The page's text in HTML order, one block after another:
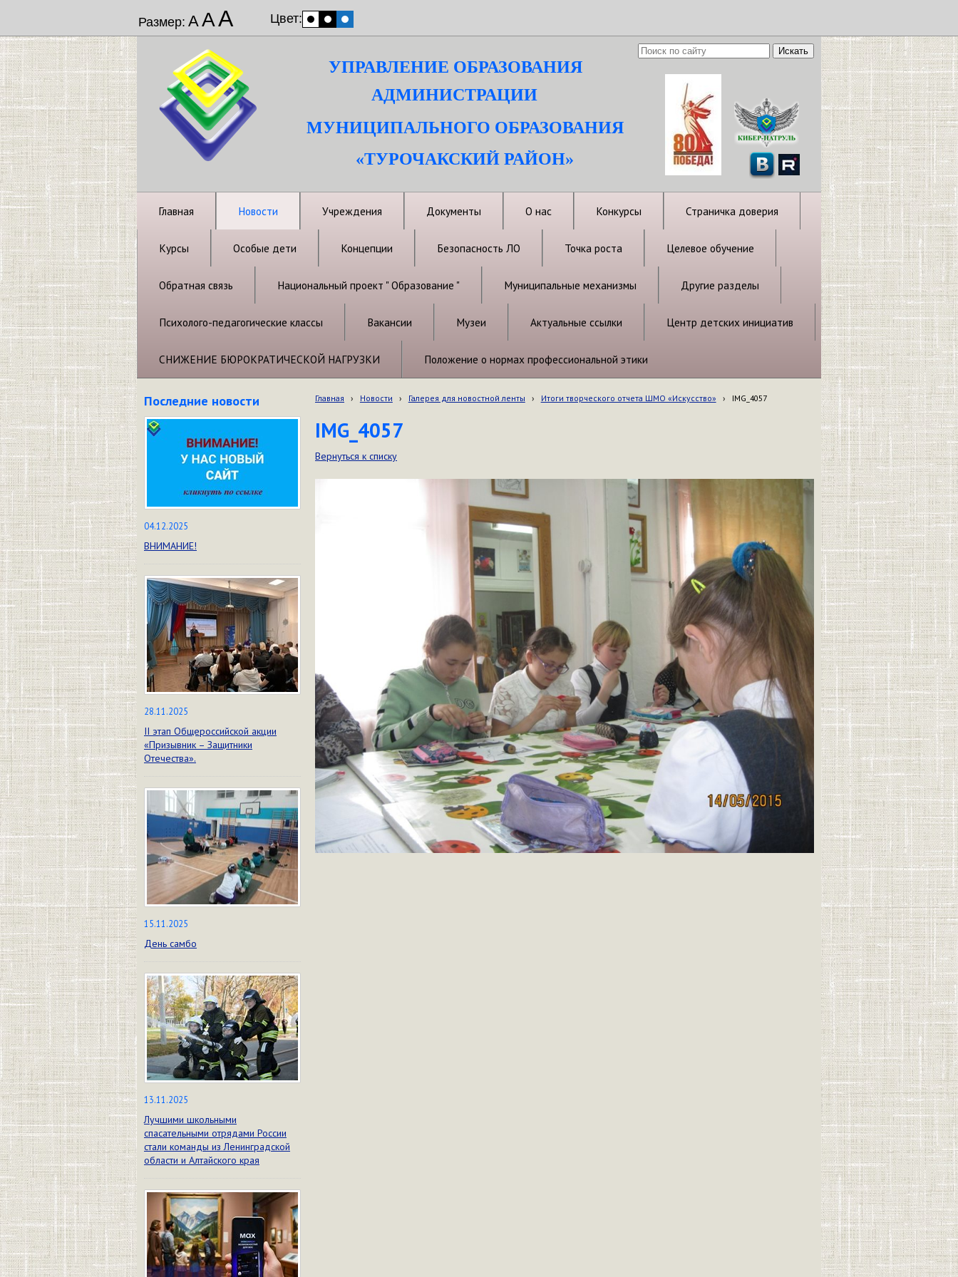
Размер: ААА Цвет:
УПРАВЛЕНИЕ ОБРАЗОВАНИЯ
АДМИНИСТРАЦИИ
МУНИЦИПАЛЬНОГО ОБРАЗОВАНИЯ
«ТУРОЧАКСКИЙ РАЙОН»
Главная Новости Учреждения Документы О нас Конкурсы Страничка доверия
Курсы Особые дети Концепции Безопасность ЛО Точка роста Целевое обучение
Обратная связь Национальный проект " Образование " Муниципальные механизмы Другие разделы
Психолого-педагогические классы Вакансии Музеи Актуальные ссылки Центр детских инициатив
СНИЖЕНИЕ БЮРОКРАТИЧЕСКОЙ НАГРУЗКИ Положение о нормах профессиональной этики
Последние новости
04.12.2025
ВНИМАНИЕ!
28.11.2025
II этап Общероссийской акции
«Призывник – Защитники
Отечества».
15.11.2025
День самбо
13.11.2025
Лучшими школьными
спасательными отрядами России
стали команды из Ленинградской
области и Алтайского края
Главная › Новости › Галерея для новостной ленты › Итоги творческого отчета ШМО «Искусство» › IMG_4057
IMG_4057
Вернуться к списку